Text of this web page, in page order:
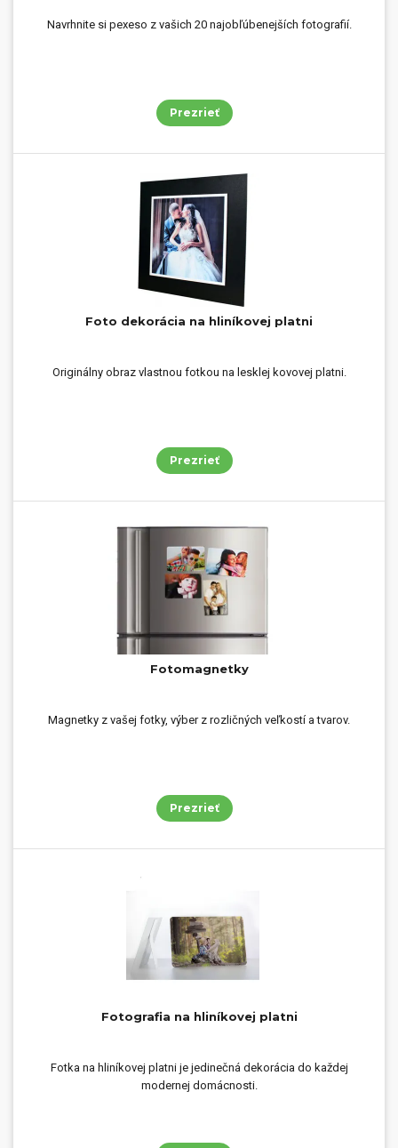
Navrhnite si pexeso z vašich 20 najobľúbenejších fotografií.
Prezrieť
Foto dekorácia na hliníkovej platni
Originálny obraz vlastnou fotkou na lesklej kovovej platni.
Prezrieť
Fotomagnetky
Magnetky z vašej fotky, výber z rozličných veľkostí a tvarov.
Prezrieť
Fotografia na hliníkovej platni
Fotka na hliníkovej platni je jedinečná dekorácia do každej
modernej domácnosti.